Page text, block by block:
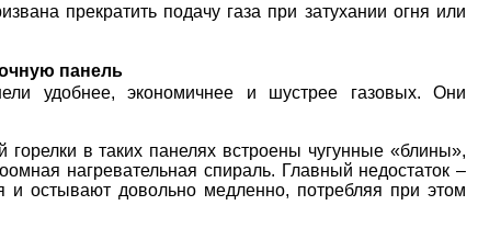
прекратить подачу газа при затухании огня или
панель
удобнее, экономичнее и шустрее газовых. Они
горелки в таких панелях встроены чугунные «блины»,
нагревательная спираль. Главный недостаток –
и остывают довольно медленно, потребляя при этом